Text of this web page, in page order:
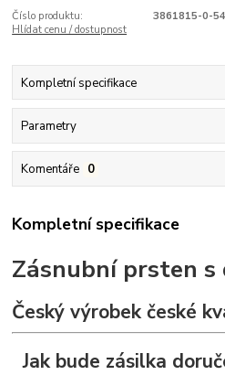
Číslo produktu:
3861815-0-
Hlídat cenu / dostupnost
Kompletní specifikace
Parametry
Komentáře 0
Kompletní specifikace
Zásnubní prsten s
Český výrobek české
Jak bude zásilka